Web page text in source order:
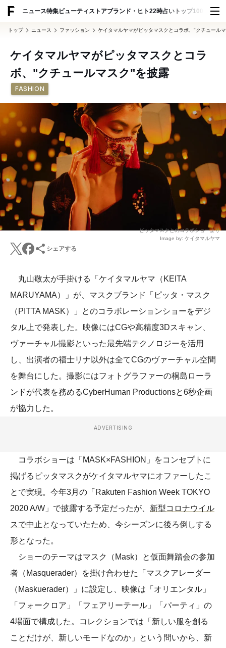
ニュース特集ビューティ ストアブランド・ヒト22時占い トップ100 スナッ
トップ ニュース ファッション ケイタマルヤマがピッタマスクとコラボ、"クチュール
ケイタマルヤマがピッタマスクとコラ
ボ、"クチュールマスク"を披露
FASHION
ピッタマスクとのコラボショーより
Image by: ケイタマルヤマ
シェアする
丸山敬太が手掛ける「ケイタマルヤマ（KEITA
MARUYAMA）」が、マスクブランド「ピッタ・マスク
（PITTA MASK）」とのコラボレーションショーをデジ
タル上で発表した。映像にはCGや高精度3Dスキャン、
ヴァーチャル撮影といった最先端テクノロジーを活用
し、出演者の福士リナ以外は全てCGのヴァーチャル空間
を舞台にした。撮影にはフォトグラファーの桐島ローラ
ンドが代表を務めるCyberHuman Productionsと6秒企画
が協力した。
ADVERTISING
コラボショーは「MASK×FASHION」をコンセプトに
掲げるピッタマスクがケイタマルヤマにオファーしたこ
とで実現。今年3月の「Rakuten Fashion Week TOKYO
2020 A/W」で披露する予定だったが、 新型コロナウイル
スで中止 となっていたため、今シーズンに後ろ倒しする
形となった。
ショーのテーマはマスク（Mask）と仮面舞踏会の参加
者（Masquerader）を掛け合わせた「マスクアレーダー
（Maskuerader）」に設定し、映像は「オリエンタル」
「フォークロア」「フェアリーテール」「パーティ」の
4場面で構成した。コレクションでは「新しい服を創る
ことだけが、新しいモードなのか」という問いから、新